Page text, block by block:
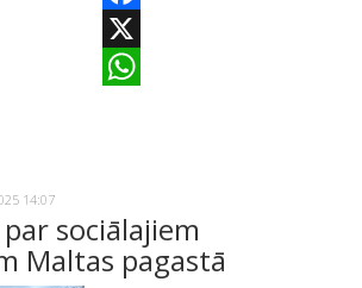
Facebook
X
14:07
sociālajiem
Maltas pagastā